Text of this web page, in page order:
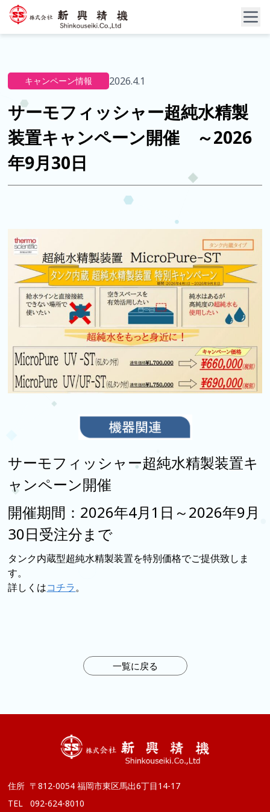
キャンペーン情報 2026.4.1
サーモフィッシャー超純水精製
装置キャンペーン開催 ～2026
年9月30日
サーモフィッシャー超純水精製装置キ
ャンペーン開催
開催期間：2026年4月1 日～2026年9月
30日受注分まで
タンク内蔵型超純水精製装置を特別価格でご提供致しま
す。
詳しくはコチラ。
一覧に戻る
住所 〒812-0054 福岡市東区馬出6丁目14-17
TEL
092-624-8010